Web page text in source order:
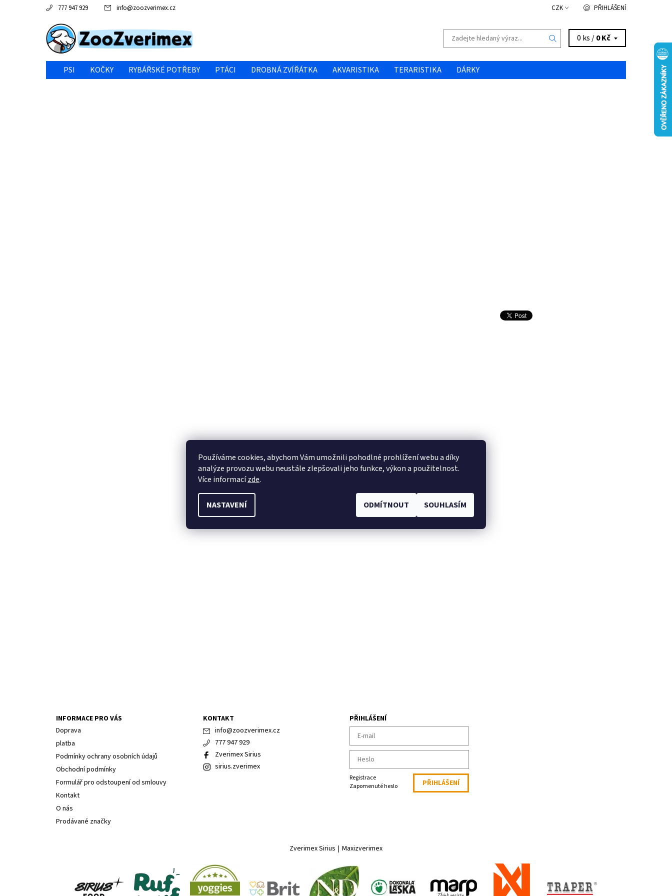
777 947 929 info@zoozverimex.cz CZK PŘIHLÁŠENÍ
0 ks /0 Kč
PSI KOČKY RYBÁŘSKÉ POTŘEBY PTÁCI DROBNÁ ZVÍŘÁTKA AKVARISTIKA TERARISTIKA
DÁRKY
INFORMACE PRO VÁS
Doprava
platba
Podmínky ochrany osobních údajů
Obchodní podmínky
Formulář pro odstoupení od smlouvy
Kontakt
O nás
Prodávané značky
KONTAKT
info@zoozverimex.cz
777 947 929
Zverimex Sirius
sirius.zverimex
PŘIHLÁŠENÍ
Registrace
Zapomenuté heslo
Zverimex Sirius | Maxizverimex
Používáme cookies, abychom Vám umožnili pohodlné prohlížení webu a díky
analýze provozu webu neustále zlepšovali jeho funkce, výkon a použitelnost.
Více informacízde.
NASTAVENÍ ODMÍTNOUT SOUHLASÍM